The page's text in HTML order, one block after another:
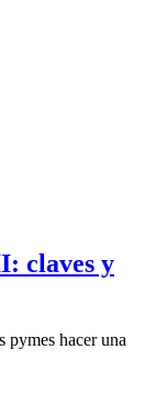
claves y
pymes hacer una